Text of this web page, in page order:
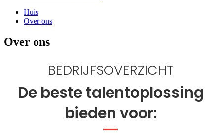
Huis
Over ons
Over ons
BEDRIJFSOVERZICHT
De beste talentoplossing
bieden voor: